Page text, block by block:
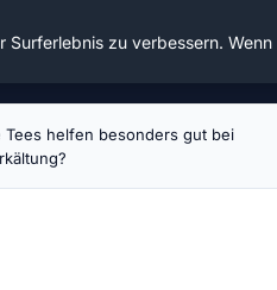
Tees helfen besonders gut bei
Surferlebnis zu verbessern.